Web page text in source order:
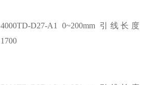
4000TD-D27-A1 0~200mm 引线长度
1700